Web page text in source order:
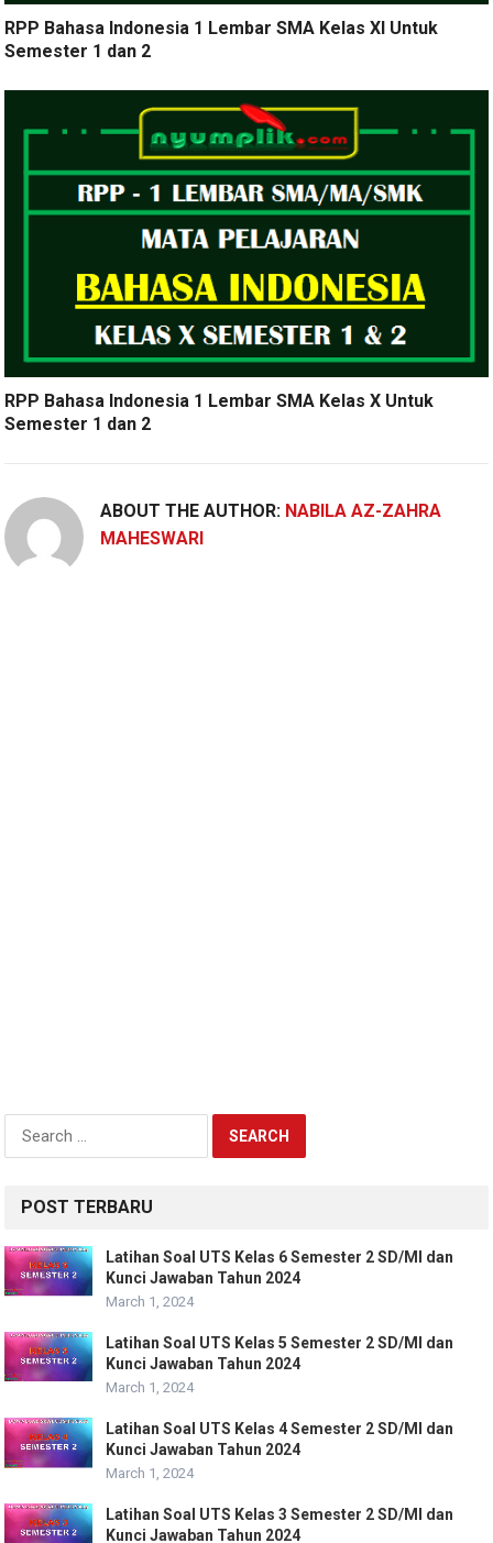
RPP Bahasa Indonesia 1 Lembar SMA Kelas XI Untuk
Semester 1 dan 2
RPP Bahasa Indonesia 1 Lembar SMA Kelas X Untuk
Semester 1 dan 2
ABOUT THE AUTHOR: NABILA AZ-ZAHRA
MAHESWARI
Search
POST TERBARU
Latihan Soal UTS Kelas 6 Semester 2 SD/MI dan
Kunci Jawaban Tahun 2024
March 1, 2024
Latihan Soal UTS Kelas 5 Semester 2 SD/MI dan
Kunci Jawaban Tahun 2024
March 1, 2024
Latihan Soal UTS Kelas 4 Semester 2 SD/MI dan
Kunci Jawaban Tahun 2024
March 1, 2024
Latihan Soal UTS Kelas 3 Semester 2 SD/MI dan
Kunci Jawaban Tahun 2024